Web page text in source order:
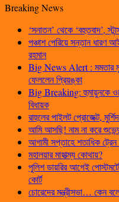
Breaking News
‘সনাতন’ থেকে ‘বহুতবাদ’,
পঞ্চাশ পেরিয়ে সন্তান
রহমান
Big News Alert : মমতার
ফেললেন প্রিয়ঙ্কা
Big Breaking: হুমায়ুনকে
বিধায়ক
রাহুলের পাইলট প্রোজেক্ট,
আমি আসছি! নাম না করে
আগামী সপ্তাহে শতাধিক ট্রেন
মহালয়ার মাহাত্ম্য কোথায়?
পুলিশ ডায়রির আগেই
কোর্ট
চোরেদের মন্ত্রীসভা… কেন